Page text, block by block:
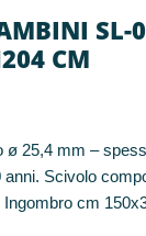
SL-
CM
ø 25,4 mm –
anni. Scivolo
cm